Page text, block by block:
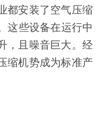
都安装了空气压缩
这些设备在运行中
，且噪音巨大。经
缩机势成为标准产